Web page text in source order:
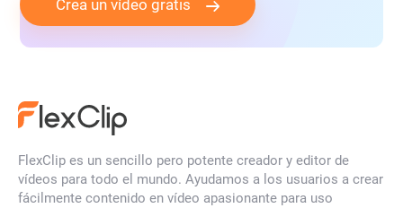
Crea un vídeo gratis
FlexClip es un sencillo pero potente creador y editor de
vídeos para todo el mundo. Ayudamos a los usuarios a crear
fácilmente contenido en vídeo apasionante para uso